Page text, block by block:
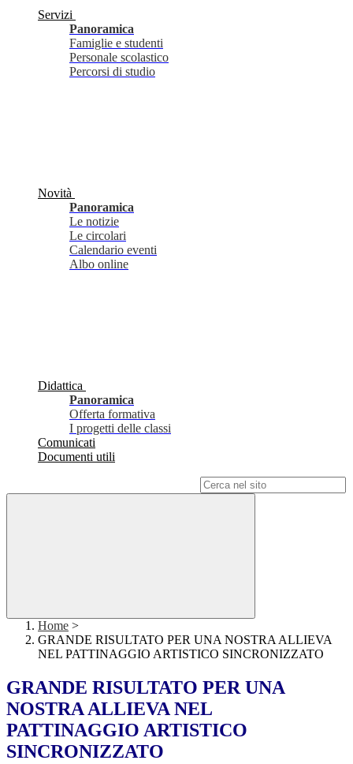
Servizi
Panoramica
Famiglie e studenti
Personale scolastico
Percorsi di studio
Novità
Panoramica
Le notizie
Le circolari
Calendario eventi
Albo online
Didattica
Panoramica
Offerta formativa
I progetti delle classi
Comunicati
Documenti utili
Home >
GRANDE RISULTATO PER UNA NOSTRA ALLIEVA
NEL PATTINAGGIO ARTISTICO SINCRONIZZATO
GRANDE RISULTATO PER UNA
NOSTRA ALLIEVA NEL
PATTINAGGIO ARTISTICO
SINCRONIZZATO